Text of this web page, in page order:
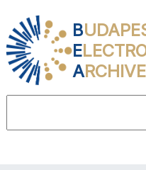
B
E
ARCHIVE